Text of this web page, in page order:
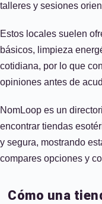
talleres y sesiones
Estos locales suelen
básicos, limpieza
cotidiana, por lo que
opiniones antes de
NomLoop es un
encontrar tiendas
y segura, mostrando
compares opciones y
Cómo una